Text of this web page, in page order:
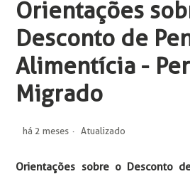
Orientações
Desconto de
Alimentícia -
Migrado
há 2 meses Atualizado
Orientações sobre o Desconto